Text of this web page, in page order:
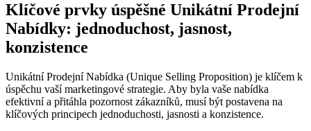
Klíčové prvky úspěšné Unikátní Prodejní
⁣Nabídky: jednoduchost, jasnost,
konzistence
Unikátní Prodejní ⁣Nabídka (Unique Selling‍ Proposition) je klíčem k
úspěchu vaší marketingové strategie. Aby ⁤byla vaše ​nabídka
efektivní a⁤ přitáhla pozornost zákazníků, musí být postavena na
klíčových ‍principech jednoduchosti, jasnosti a⁤ konzistence.